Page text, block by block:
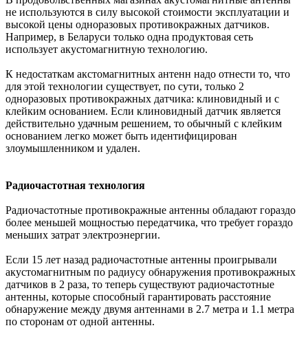
не используются в силу высокой стоимости эксплуатации и
высокой цены одноразовых противокражных датчиков.
Например, в Беларуси только одна продуктовая сеть
использует акустомагнитную технологию.
К недостаткам акстомагнитных антенн надо отнести то, что
для этой технологии существует, по сути, только 2
одноразовых противокражных датчика: клиновидный и с
клейким основанием. Если клиновидный датчик является
действительно удачным решением, то обычный с клейким
основанием легко может быть идентифицирован
злоумышленником и удален.
Радиочастотная технология
Радиочастотные противокражные антенны обладают гораздо
более меньшей мощностью передатчика, что требует гораздо
меньших затрат электроэнергии.
Если 15 лет назад радиочастотные антенны проигрывали
акустомагнитным по радиусу обнаружения противокражных
датчиков в 2 раза, то теперь существуют радиочастотные
антенны, которые способный гарантировать расстояние
обнаружение между двумя антеннами в 2.7 метра и 1.1 метра
по сторонам от одной антенны.